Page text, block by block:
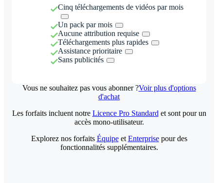
Cinq téléchargements de vidéos par mois
Un pack par mois
Aucune attribution requise
Téléchargements plus rapides
Assistance prioritaire
Sans publicités
Vous ne souhaitez pas vous abonner ?Voir plus d'options
d'achat
Les forfaits incluent notre Licence Pro Standard et sont pour un
accès mono-utilisateur.
Explorez nos forfaits Équipeet Enterprisepour des
fonctionnalités supplémentaires.